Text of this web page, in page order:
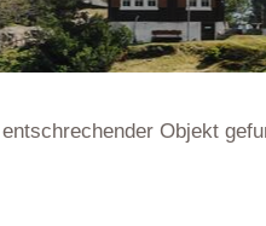
Objekt